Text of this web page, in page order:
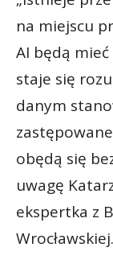
na miejscu
AI będą
staje się
danym
obędą się
uwagę
ekspertka z
Wrocławskiej.